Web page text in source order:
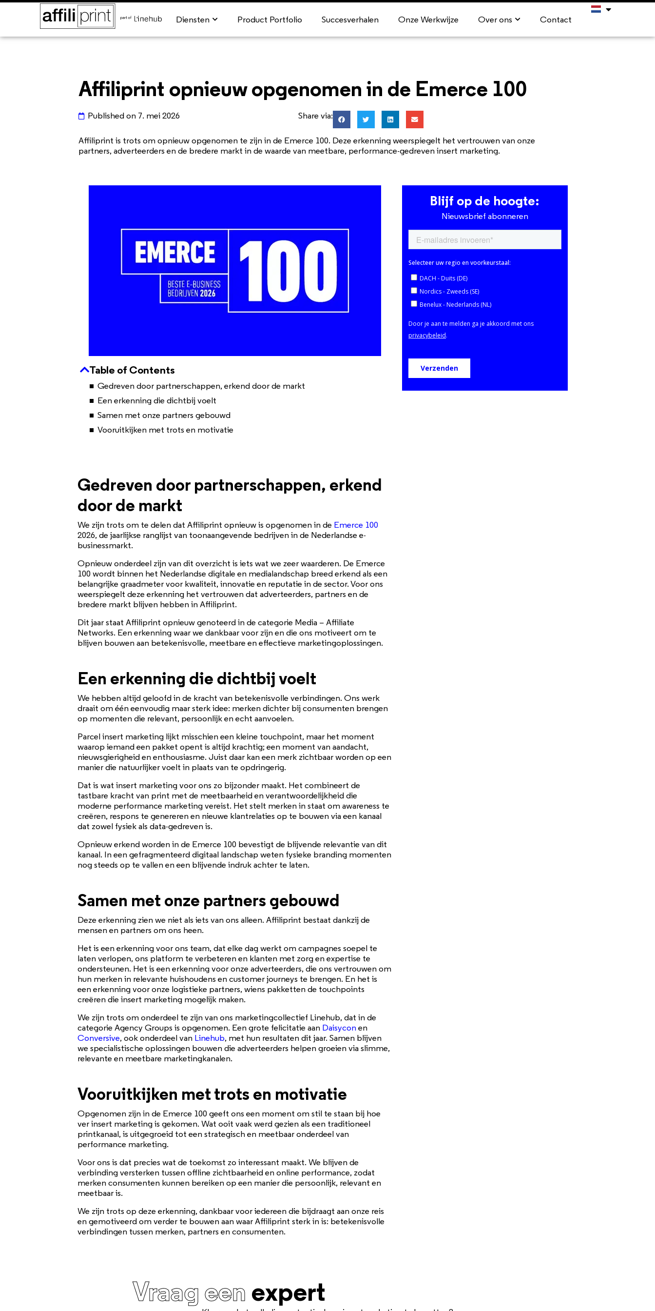
Diensten Product Portfolio Succesverhalen Onze Werkwijze Over ons Contact
Affiliprint opnieuw opgenomen in de Emerce 100
Published on 7. mei 2026 Share via:
Affiliprint is trots om opnieuw opgenomen te zijn in de Emerce 100. Deze erkenning weerspiegelt het vertrouwen van onze
partners, adverteerders en de bredere markt in de waarde van meetbare, performance-gedreven insert marketing.
Table of Contents
Gedreven door partnerschappen, erkend door de markt
Een erkenning die dichtbij voelt
Samen met onze partners gebouwd
Vooruitkijken met trots en motivatie
Gedreven door partnerschappen, erkend
door de markt
We zijn trots om te delen dat Affiliprint opnieuw is opgenomen in de Emerce 100
2026, de jaarlijkse ranglijst van toonaangevende bedrijven in de Nederlandse e-
businessmarkt.
Opnieuw onderdeel zijn van dit overzicht is iets wat we zeer waarderen. De Emerce
100 wordt binnen het Nederlandse digitale en medialandschap breed erkend als een
belangrijke graadmeter voor kwaliteit, innovatie en reputatie in de sector. Voor ons
weerspiegelt deze erkenning het vertrouwen dat adverteerders, partners en de
bredere markt blijven hebben in Affiliprint.
Dit jaar staat Affiliprint opnieuw genoteerd in de categorie Media – Affiliate
Networks. Een erkenning waar we dankbaar voor zijn en die ons motiveert om te
blijven bouwen aan betekenisvolle, meetbare en effectieve marketingoplossingen.
Een erkenning die dichtbij voelt
We hebben altijd geloofd in de kracht van betekenisvolle verbindingen. Ons werk
draait om één eenvoudig maar sterk idee: merken dichter bij consumenten brengen
op momenten die relevant, persoonlijk en echt aanvoelen.
Parcel insert marketing lijkt misschien een kleine touchpoint, maar het moment
waarop iemand een pakket opent is altijd krachtig; een moment van aandacht,
nieuwsgierigheid en enthousiasme. Juist daar kan een merk zichtbaar worden op een
manier die natuurlijker voelt in plaats van te opdringerig.
Dat is wat insert marketing voor ons zo bijzonder maakt. Het combineert de
tastbare kracht van print met de meetbaarheid en verantwoordelijkheid die
moderne performance marketing vereist. Het stelt merken in staat om awareness te
creëren, respons te genereren en nieuwe klantrelaties op te bouwen via een kanaal
dat zowel fysiek als data-gedreven is.
Opnieuw erkend worden in de Emerce 100 bevestigt de blijvende relevantie van dit
kanaal. In een gefragmenteerd digitaal landschap weten fysieke branding momenten
nog steeds op te vallen en een blijvende indruk achter te laten.
Samen met onze partners gebouwd
Deze erkenning zien we niet als iets van ons alleen. Affiliprint bestaat dankzij de
mensen en partners om ons heen.
Het is een erkenning voor ons team, dat elke dag werkt om campagnes soepel te
laten verlopen, ons platform te verbeteren en klanten met zorg en expertise te
ondersteunen. Het is een erkenning voor onze adverteerders, die ons vertrouwen om
hun merken in relevante huishoudens en customer journeys te brengen. En het is
een erkenning voor onze logistieke partners, wiens pakketten de touchpoints
creëren die insert marketing mogelijk maken.
We zijn trots om onderdeel te zijn van ons marketingcollectief Linehub, dat in de
categorie Agency Groups is opgenomen. Een grote felicitatie aan Daisyconen
Conversive, ook onderdeel van Linehub, met hun resultaten dit jaar. Samen blijven
we specialistische oplossingen bouwen die adverteerders helpen groeien via slimme,
relevante en meetbare marketingkanalen.
Vooruitkijken met trots en motivatie
Opgenomen zijn in de Emerce 100 geeft ons een moment om stil te staan bij hoe
ver insert marketing is gekomen. Wat ooit vaak werd gezien als een traditioneel
printkanaal, is uitgegroeid tot een strategisch en meetbaar onderdeel van
performance marketing.
Voor ons is dat precies wat de toekomst zo interessant maakt. We blijven de
verbinding versterken tussen offline zichtbaarheid en online performance, zodat
merken consumenten kunnen bereiken op een manier die persoonlijk, relevant en
meetbaar is.
We zijn trots op deze erkenning, dankbaar voor iedereen die bijdraagt aan onze reis
en gemotiveerd om verder te bouwen aan waar Affiliprint sterk in is: betekenisvolle
verbindingen tussen merken, partners en consumenten.
Blijf op de hoogte:
Nieuwsbrief abonneren
Vraag een expert